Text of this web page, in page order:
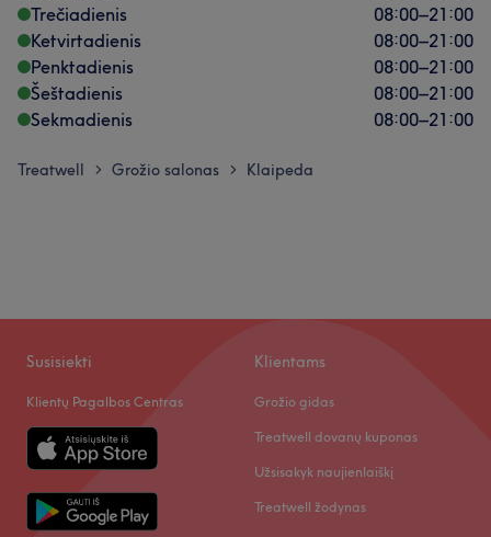
Trečiadienis
08:00–21:00
Ketvirtadienis
08:00–21:00
Penktadienis
08:00–21:00
Šeštadienis
08:00–21:00
Sekmadienis
08:00–21:00
Treatwell > Grožio salonas > Klaipeda
Susisiekti
Klientų Pagalbos Centras
Klientams
Grožio gidas
Treatwell dovanų kuponas
Užsisakyk naujienlaiškį
Treatwell žodynas